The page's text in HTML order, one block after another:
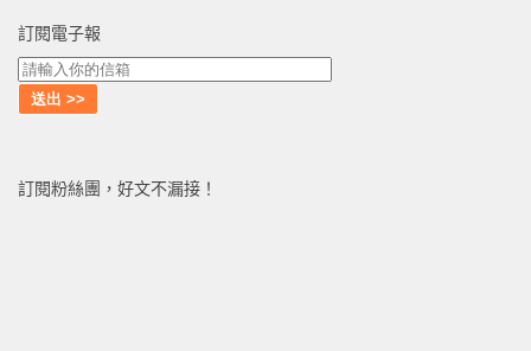
訂閱電子報
訂閱粉絲團，好文不漏接！